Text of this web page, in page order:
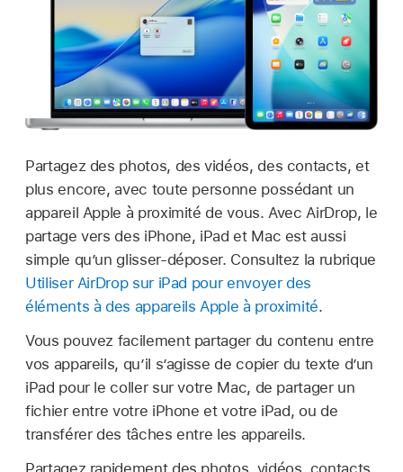
Partagez des photos, des vidéos, des contacts, et
plus encore, avec toute personne possédant un
appareil Apple à proximité de vous. Avec AirDrop, le
partage vers des iPhone, iPad et Mac est aussi
simple qu’un glisser-déposer. Consultez la rubrique
Utiliser AirDrop sur iPad pour envoyer des
éléments à des appareils Apple à proximité.
Vous pouvez facilement partager du contenu entre
vos appareils, qu’il s’agisse de copier du texte d’un
iPad pour le coller sur votre Mac, de partager un
fichier entre votre iPhone et votre iPad, ou de
transférer des tâches entre les appareils.
Partagez rapidement des photos, vidéos, contacts